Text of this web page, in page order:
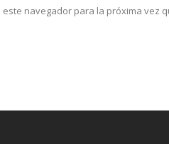
navegador para la próxima vez